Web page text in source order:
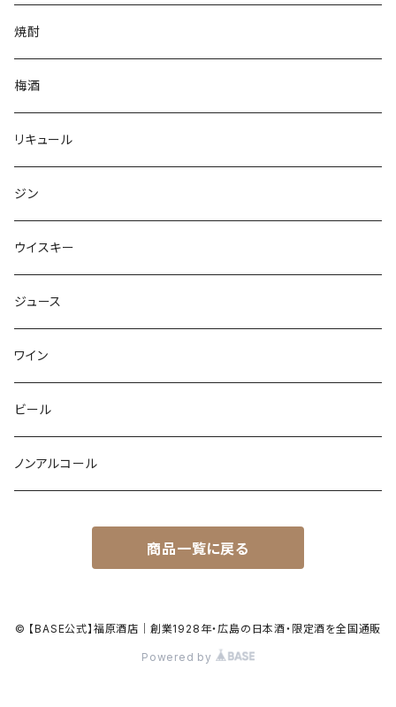
焼酎
梅酒
リキュール
ジン
ウイスキー
ジュース
ワイン
ビール
ノンアルコール
商品一覧に戻る
© 【BASE公式】福原酒店｜創業1928年・広島の日本酒・限定酒を全国通販
Powered by